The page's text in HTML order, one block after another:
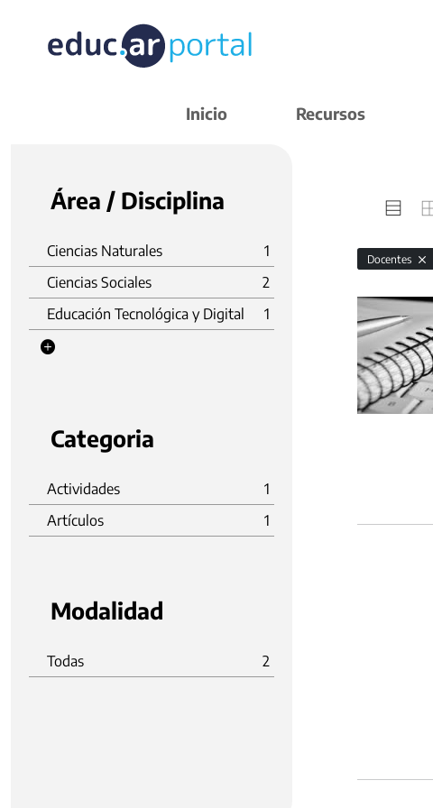
Inicio Recursos
Área / Disciplina
Ciencias Naturales
1
Ciencias Sociales
2
Educación Tecnológica y Digital
1
Categoria
Actividades
1
Artículos
1
Modalidad
Todas 2
Docentes